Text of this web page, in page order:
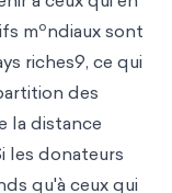
mondiaux sont
riches9, ce qui
des
la distance
les donateurs
qu'à ceux qui